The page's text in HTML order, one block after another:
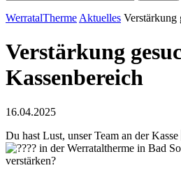
WerratalTherme Aktuelles Verstärkung
Verstärkung
Kassenbereich
16.04.2025
Du hast Lust, unser Team an der Kasse
in der Werrataltherme in Bad
verstärken?